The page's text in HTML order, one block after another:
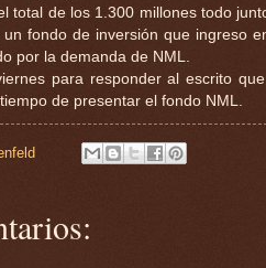
total de los 1.300 millones todo
fondo de inversión que ingreso
por la demanda de NML.
para responder al escrito
de presentar el fondo NML.